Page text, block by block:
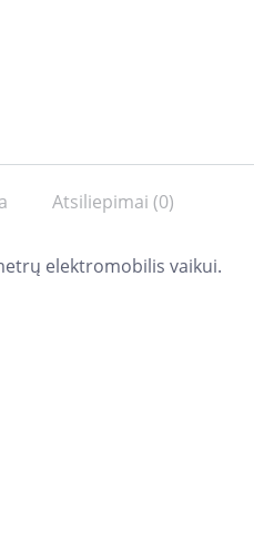
Atsiliepimai (0)
elektromobilis vaikui.